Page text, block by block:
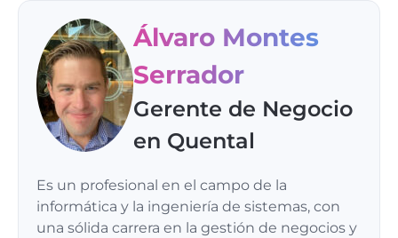
Álvaro Montes
Serrador
Gerente de Negocio
en Quental
Es un profesional en el campo de la
informática y la ingeniería de sistemas, con
una sólida carrera en la gestión de negocios y